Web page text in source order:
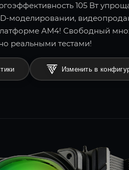
105 Вт
моделировании,
AM4! Свободный
реальными тестами!
Изменить в